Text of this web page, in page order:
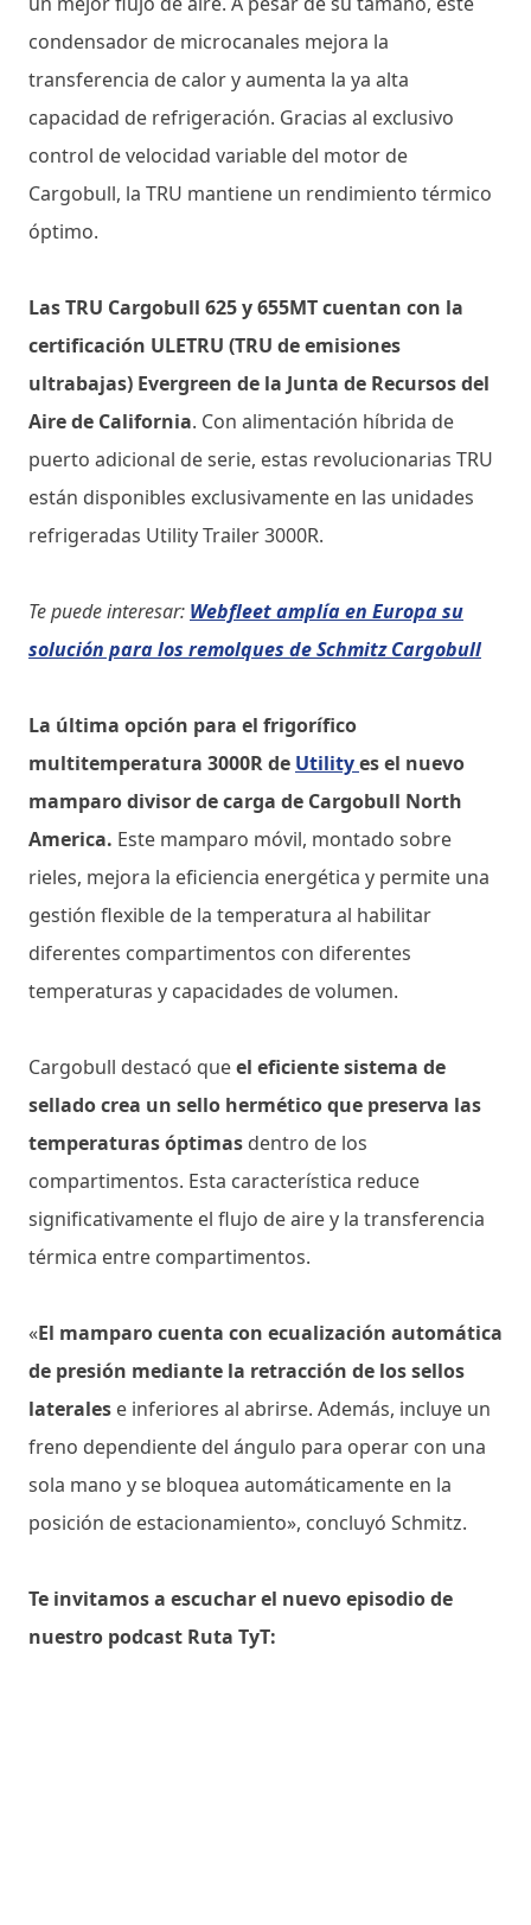
condensador de microcanales mejora la
transferencia de calor y aumenta la ya alta
capacidad de refrigeración. Gracias al exclusivo
control de velocidad variable del motor de
Cargobull, la TRU mantiene un rendimiento térmico
óptimo.
Las TRU Cargobull 625 y 655MT cuentan con la
certificación ULETRU (TRU de emisiones
ultrabajas) Evergreen de la Junta de Recursos del
Aire de California. Con alimentación híbrida de
puerto adicional de serie, estas revolucionarias TRU
están disponibles exclusivamente en las unidades
refrigeradas Utility Trailer 3000R.
Te puede interesar: Webfleet amplía en Europa su
solución para los remolques de Schmitz Cargobull
La última opción para el frigorífico
multitemperatura 3000R de Utilityes el nuevo
mamparo divisor de carga de Cargobull North
America. Este mamparo móvil, montado sobre
rieles, mejora la eficiencia energética y permite una
gestión flexible de la temperatura al habilitar
diferentes compartimentos con diferentes
temperaturas y capacidades de volumen.
Cargobull destacó queel eficiente sistema de
sellado crea un sello hermético que preserva las
temperaturas óptimas dentro de los
compartimentos. Esta característica reduce
significativamente el flujo de aire y la transferencia
térmica entre compartimentos.
«El mamparo cuenta con ecualización automática
de presión mediante la retracción de los sellos
laterales e inferiores al abrirse. Además, incluye un
freno dependiente del ángulo para operar con una
sola mano y se bloquea automáticamente en la
posición de estacionamiento», concluyó Schmitz.
Te invitamos a escuchar el nuevo episodio de
nuestro podcast Ruta TyT: